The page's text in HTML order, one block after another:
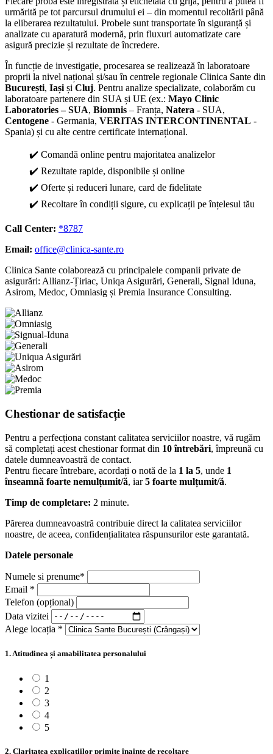
urmărită pe tot parcursul drumului ei – din momentul recoltării până
la eliberarea rezultatului. Probele sunt transportate în siguranță și
analizate cu aparatură modernă, prin fluxuri automatizate care
asigură precizie și rezultate de încredere.
În funcție de investigație, procesarea se realizează în laboratoare
proprii la nivel național și/sau în centrele regionale Clinica Sante din
București, Iași și Cluj. Pentru analize specializate, colaborăm cu
laboratoare partenere din SUA și UE (ex.: Mayo Clinic
Laboratories – SUA, Biomnis – Franța, Natera - SUA,
Centogene - Germania, VERITAS INTERCONTINENTAL -
Spania) și cu alte centre certificate internațional.
✔️ Comandă online pentru majoritatea analizelor
✔️ Rezultate rapide, disponibile și online
✔️ Oferte și reduceri lunare, card de fidelitate
✔️ Recoltare în condiții sigure, cu explicații pe înțelesul tău
Call Center: *8787
Email: office@clinica-sante.ro
Clinica Sante colaborează cu principalele companii private de
asigurări: Allianz-Țiriac, Uniqa Asigurări, Generali, Signal Iduna,
Asirom, Medoc, Omniasig și Premia Insurance Consulting.
Chestionar de satisfacție
Pentru a perfecționa constant calitatea serviciilor noastre, vă rugăm
să completați acest chestionar format din 10 întrebări, împreună cu
datele dumneavoastră de contact.
Pentru fiecare întrebare, acordați o notă de la 1 la 5, unde 1
înseamnă foarte nemulțumit/ă, iar5 foarte mulțumit/ă.
Timp de completare: 2 minute.
Părerea dumneavoastră contribuie direct la calitatea serviciilor
noastre, de aceea, confidențialitatea răspunsurilor este garantată.
Datele personale
Numele si prenume*
Email *
Telefon (opțional)
Data vizitei
Alege locația *
1. Atitudinea și amabilitatea personalului
1
2
3
4
5
2. Claritatea explicațiilor primite înainte de recoltare